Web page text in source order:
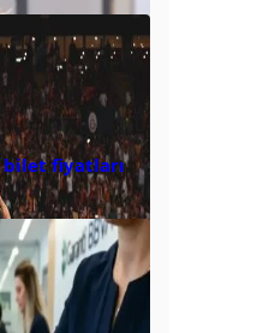
bilet fiyatları